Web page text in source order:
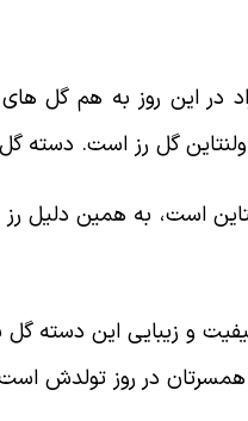
افراد در این روز به
گل رز است. دسته
است، به همین
و زیبایی این دسته گل
همسرتان در روز تولدش